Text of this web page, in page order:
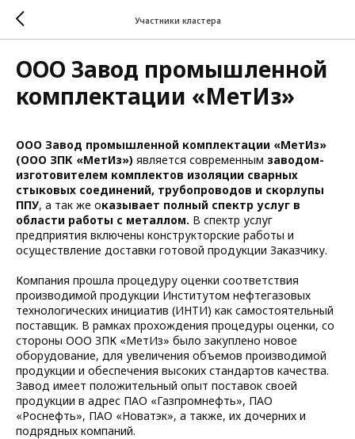
Участники кластера
ООО Завод промышленной
комплектации «МетИз»
ООО Завод промышленной комплектации «МетИз»
(ООО ЗПК «МетИз») является современным заводом-
изготовителем комплектов изоляции сварных
стыковых соединений, трубопроводов и скорлупы
ППУ, а так же оказывает полный спектр услуг в
области работы с металлом. В спектр услуг
предприятия включены конструкторские работы и
осуществление доставки готовой продукции Заказчику.
Компания прошла процедуру оценки соответствия
производимой продукции Институтом нефтегазовых
технологических инициатив (ИНТИ) как самостоятельный
поставщик. В рамках прохождения процедуры оценки, со
стороны ООО ЗПК «МетИз» было закуплено новое
оборудование, для увеличения объемов производимой
продукции и обеспечения высоких стандартов качества.
Завод имеет положительный опыт поставок своей
продукции в адрес ПАО «Газпромнефть», ПАО
«Роснефть», ПАО «Новатэк», а также, их дочерних и
подрядных компаний.